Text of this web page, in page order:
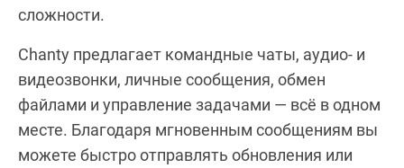
сложности.
Chanty предлагает командные чаты, аудио- и
видеозвонки, личные сообщения, обмен
файлами и управление задачами — всё в одном
месте. Благодаря мгновенным сообщениям вы
можете быстро отправлять обновления или